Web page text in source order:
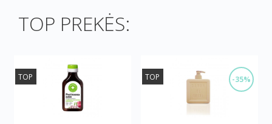
TOP PREKĖS:
TOP -35%
TOP